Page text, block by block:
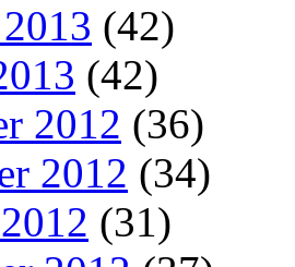
(42)
(42)
2012 (36)
2012 (34)
(31)